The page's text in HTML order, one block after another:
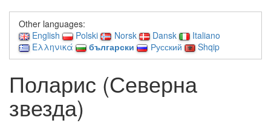
Other languages:
English
Polski Norsk Dansk
Italiano
Ελληνικά
български Русский Shqip
Поларис (Северна
звезда)